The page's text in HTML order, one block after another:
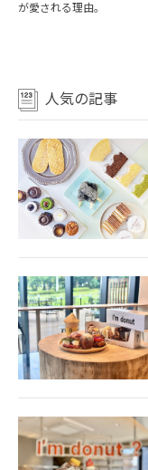
が愛される理由。
人気の記事